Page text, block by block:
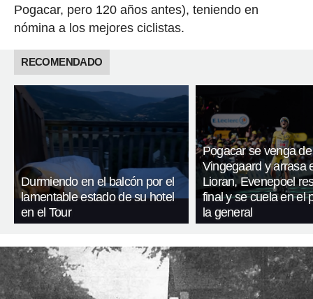
Pogacar, pero 120 años antes), teniendo en
nómina a los mejores ciclistas.
RECOMENDADO
Durmiendo en el balcón por el
lamentable estado de su hotel
en el Tour
Pogacar se venga de
Vingegaard y arrasa
Lioran, Evenepoel
final y se cuela en el
la general